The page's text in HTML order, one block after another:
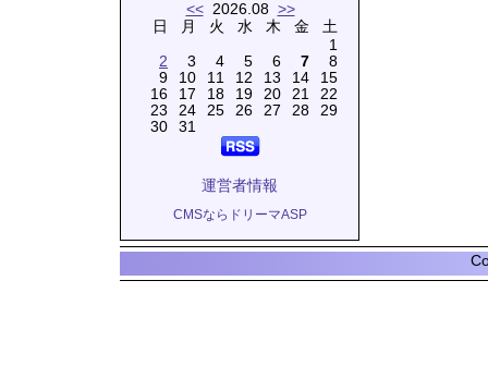
<<2026.08 >>
日
2
9
16
23
30
月
3
10
17
24
31
火
4
11
18
25
水
5
12
19
26
木
6
13
20
27
金
7
14
21
28
土
1
8
15
22
29
運営者情報
CMSならドリーマASP